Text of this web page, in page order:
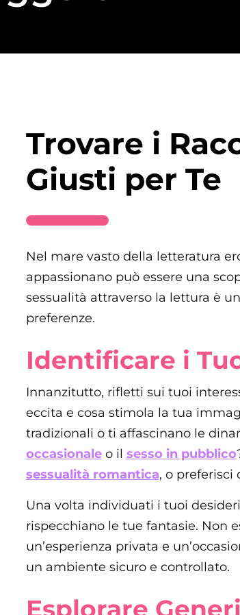
Trovare i
Giusti per Te
Nel mare vasto della letteratura
appassionano può essere una
sessualità attraverso la lettura è
preferenze.
Identificare i
Innanzitutto, rifletti sui tuoi
eccita e cosa stimola la tua
tradizionali o ti affascinano le
occasionaleo il sesso in pubblico
sessualità romantica, o preferisci
Una volta individuati i tuoi
rispecchiano le tue fantasie. Non
un’esperienza privata e
un ambiente sicuro e controllato.
Esplorare